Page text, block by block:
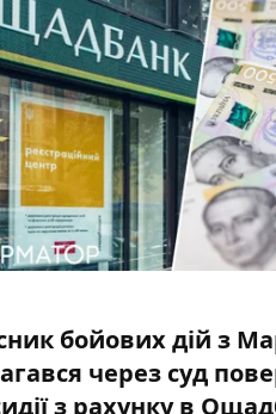
бойових дій з
через суд
з рахунку в